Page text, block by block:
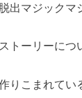
出マジックマ
トーリーにつ
りこまれてい